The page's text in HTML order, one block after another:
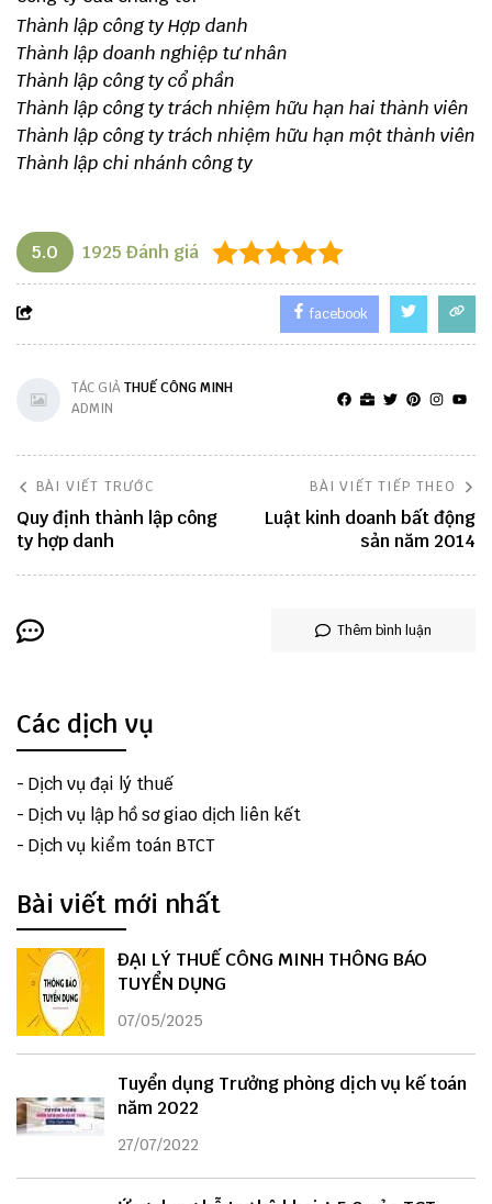
Thành lập công ty Hợp danh
Thành lập doanh nghiệp tư nhân
Thành lập công ty cổ phần
Thành lập công ty trách nhiệm hữu hạn hai thành viên
Thành lập công ty trách nhiệm hữu hạn một thành viên
Thành lập chi nhánh công ty
5.0 1925 Đánh giá
facebook
TÁC GIẢTHUẾ CÔNG MINH
ADMIN
BÀI VIẾT TRƯỚC
Quy định thành lập công
ty hợp danh
BÀI VIẾT TIẾP THEO
Luật kinh doanh bất động
sản năm 2014
Thêm bình luận
Các dịch vụ
- Dịch vụ đại lý thuế
- Dịch vụ lập hồ sơ giao dịch liên kết
- Dịch vụ kiểm toán BTCT
Bài viết mới nhất
ĐẠI LÝ THUẾ CÔNG MINH THÔNG BÁO
TUYỂN DỤNG
07/05/2025
Tuyển dụng Trưởng phòng dịch vụ kế toán
năm 2022
27/07/2022